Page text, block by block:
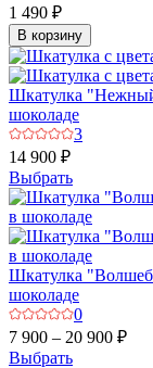
1 490 ₽
В корзину
Шкатулка
шоколаде
3
14 900 ₽
Выбрать
Шкатулка
шоколаде
0
7 900 – 20 900 ₽
Выбрать